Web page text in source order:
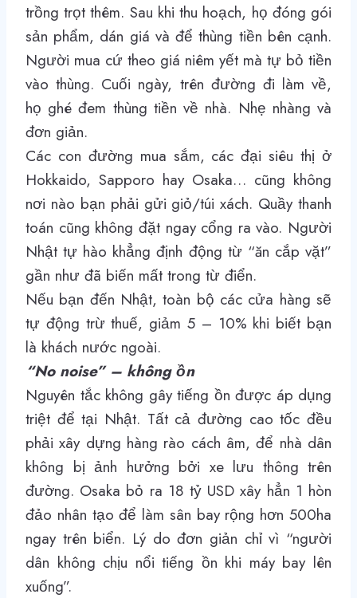
trồng trọt thêm. Sau khi thu hoạch, họ đóng gói
sản phẩm, dán giá và để thùng tiền bên cạnh.
Người mua cứ theo giá niêm yết mà tự bỏ tiền
vào thùng. Cuối ngày, trên đường đi làm về,
họ ghé đem thùng tiền về nhà. Nhẹ nhàng và
đơn giản.
Các con đường mua sắm, các đại siêu thị ở
Hokkaido, Sapporo hay Osaka… cũng không
nơi nào bạn phải gửi giỏ/túi xách. Quầy thanh
toán cũng không đặt ngay cổng ra vào. Người
Nhật tự hào khẳng định động từ “ăn cắp vặt”
gần như đã biến mất trong từ điển.
Nếu bạn đến Nhật, toàn bộ các cửa hàng sẽ
tự động trừ thuế, giảm 5 – 10% khi biết bạn
là khách nước ngoài.
“No noise” – không ồn
Nguyên tắc không gây tiếng ồn được áp dụng
triệt để tại Nhật. Tất cả đường cao tốc đều
phải xây dựng hàng rào cách âm, để nhà dân
không bị ảnh hưởng bởi xe lưu thông trên
đường. Osaka bỏ ra 18 tỷ USD xây hẳn 1 hòn
đảo nhân tạo để làm sân bay rộng hơn 500ha
ngay trên biển. Lý do đơn giản chỉ vì “người
dân không chịu nổi tiếng ồn khi máy bay lên
xuống”.